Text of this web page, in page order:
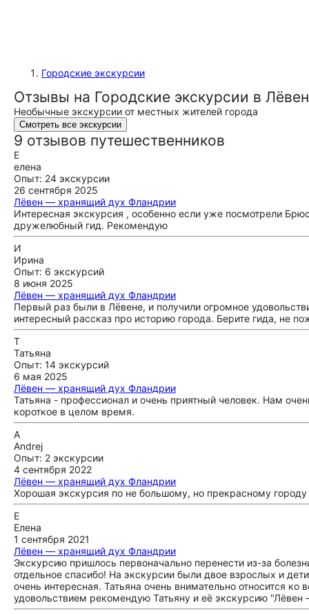
Городские экскурсии
Отзывы на Городские экскурсии в
Необычные экскурсии от местных жителей города
Смотреть все экскурсии
9 отзывов путешественников
Е
елена
Опыт: 24 экскурсии
26 сентября 2025
Лёвен — хранящий дух Фландрии
Интересная экскурсия , особенно если уже посмотрели
дружелюбный гид. Рекомендую
И
Ирина
Опыт: 6 экскурсий
8 июня 2025
Лёвен — хранящий дух Фландрии
Первый раз были в Лёвене, и получили огромное
интересный рассказ про историю города. Берите гида, не
Т
Татьяна
Опыт: 14 экскурсий
6 мая 2025
Лёвен — хранящий дух Фландрии
Татьяна - профессионал и очень приятный человек. Нам
короткое в целом время.
A
Andrej
Опыт: 2 экскурсии
4 сентября 2022
Лёвен — хранящий дух Фландрии
Хорошая экскурсия по не большому, но прекрасному городу
Е
Елена
1 сентября 2021
Лёвен — хранящий дух Фландрии
Экскурсию пришлось первоначально перенести из-за
отдельное спасибо! На экскурсии были двое взрослых и
очень интересная. Татьяна очень внимательно относится
удовольствием рекомендую Татьяну и её экскурсию